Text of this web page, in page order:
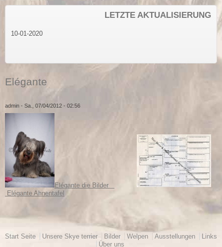
LETZTE AKTUALISIERUNG
10-01-2020
Elégante
admin - Sa., 07/04/2012 - 02:56
Elégante die Bilder
Elégante Ahnentafel
Hauptmenü
Start Seite Unsere Skye terrier Bilder Welpen Ausstellungen
Links
Über uns